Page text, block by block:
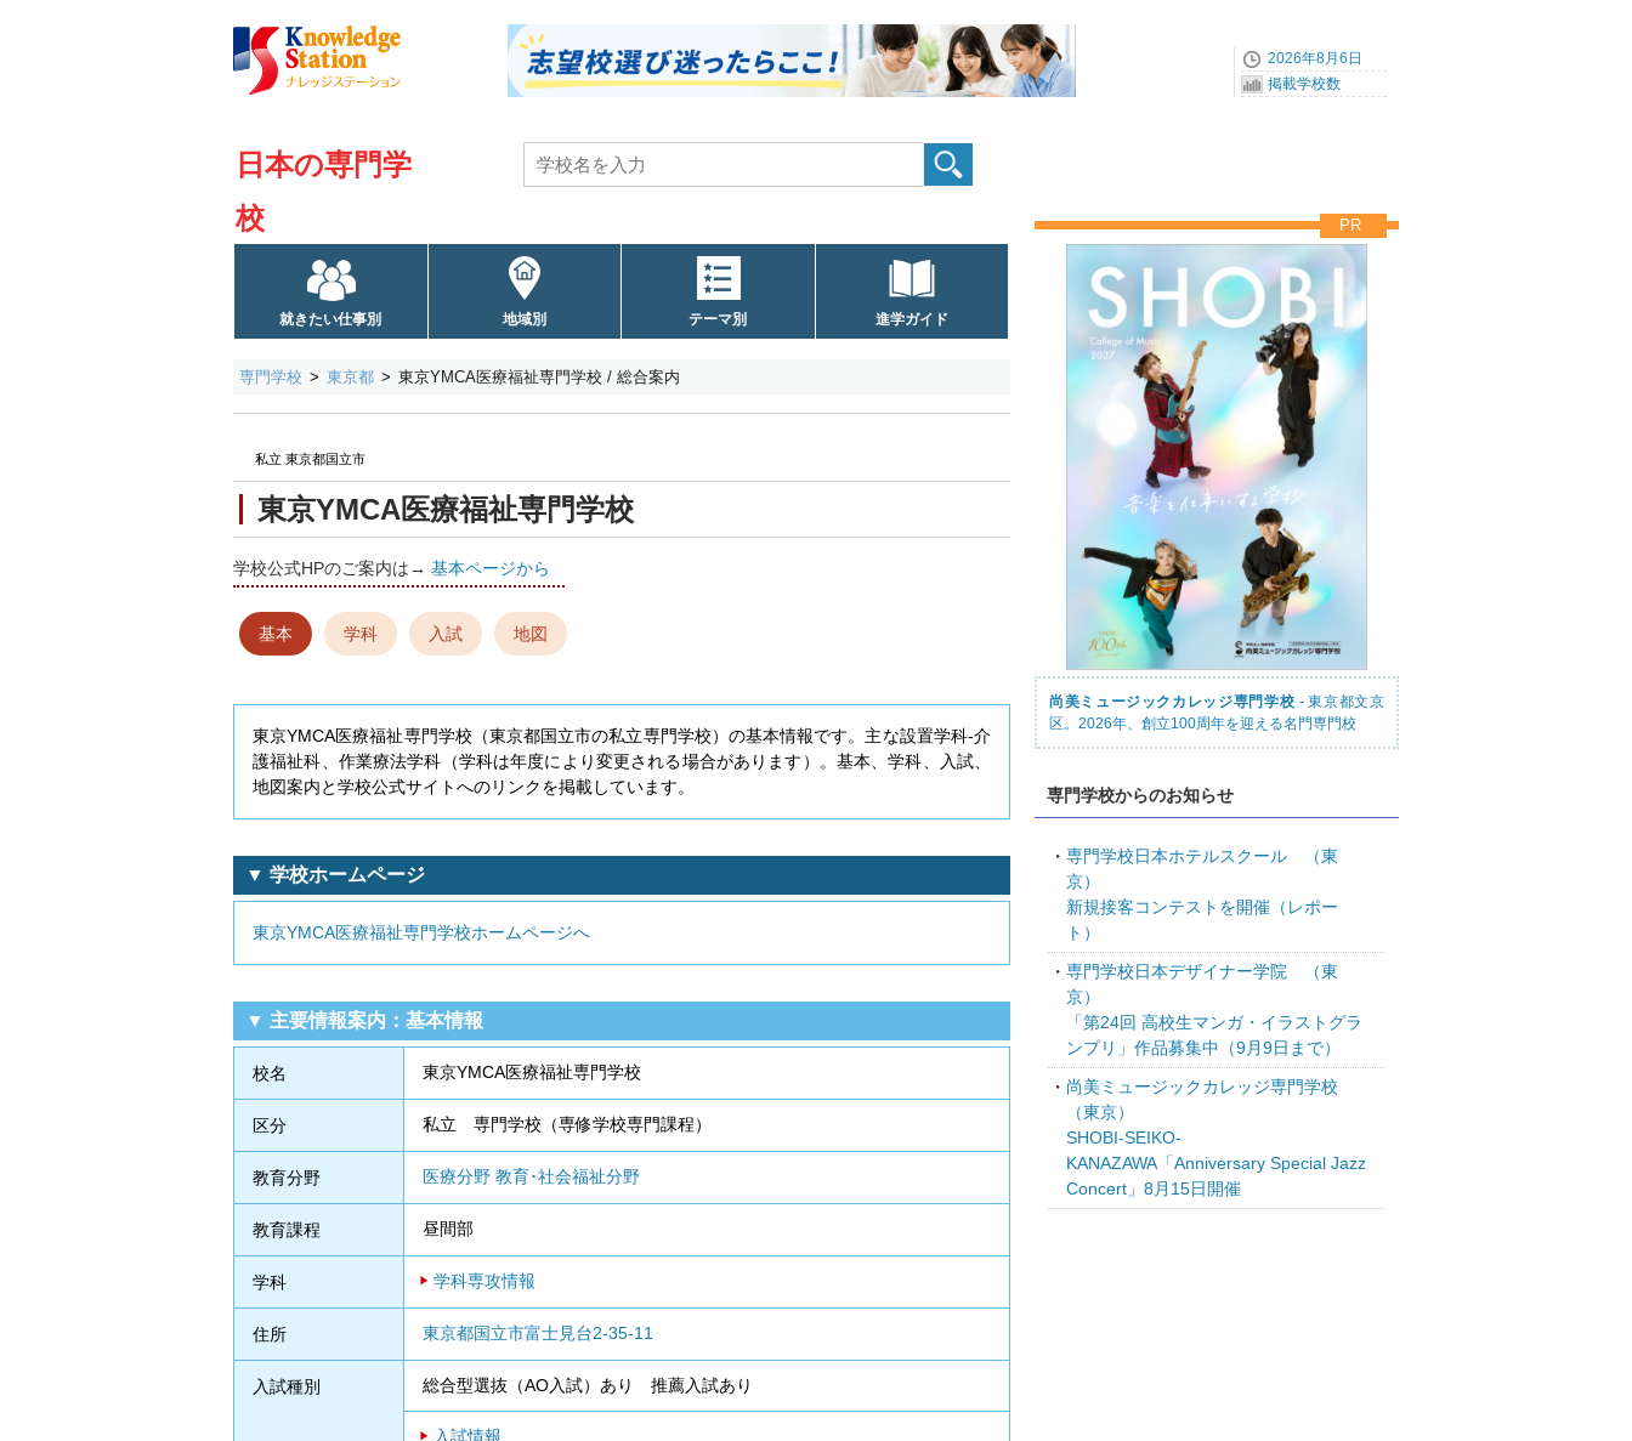
2026年8月6日
掲載学校数
日本の専門学
校
就きたい仕事別 地域別 テーマ別 進学ガイド
専門学校 東京都 東京YMCA医療福祉専門学校 / 総合案内
東京YMCA医療福祉専門学校
私立 東京都国立市
学校公式HPのご案内は→ 基本ページから
基本 学科 入試 地図
東京YMCA医療福祉専門学校（東京都国立市の私立専門学校）の基本情報です。主な設置学科-介
護福祉科、作業療法学科（学科は年度により変更される場合があります）。基本、学科、入試、
地図案内と学校公式サイトへのリンクを掲載しています。
▼ 学校ホームページ
東京YMCA医療福祉専門学校ホームページへ
▼ 主要情報案内：基本情報
校名 東京YMCA医療福祉専門学校
区分 私立 専門学校（専修学校専門課程）
教育分野 医療分野 教育･社会福祉分野
教育課程 昼間部
学科 学科専攻情報
住所 東京都国立市富士見台2-35-11
入試種別 総合型選抜（AO入試）あり 推薦入試あり
入試情報
PR
尚美ミュージックカレッジ専門学校 - 東京都文京
区。2026年、創立100周年を迎える名門専門校
専門学校からのお知らせ
専門学校日本ホテルスクール （東
京）
新規接客コンテストを開催（レポー
ト）
専門学校日本デザイナー学院 （東
京）
「第24回 高校生マンガ・イラストグラ
ンプリ」作品募集中（9月9日まで）
尚美ミュージックカレッジ専門学校
（東京）
SHOBI-SEIKO-
KANAZAWA「Anniversary Special Jazz
Concert」8月15日開催